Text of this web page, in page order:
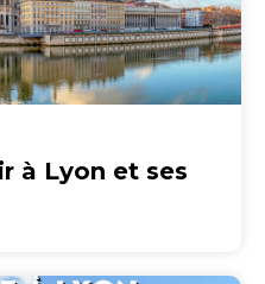
à Lyon et ses